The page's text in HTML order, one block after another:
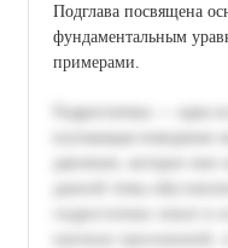
Подглава посвящена
фундаментальным
примерами.